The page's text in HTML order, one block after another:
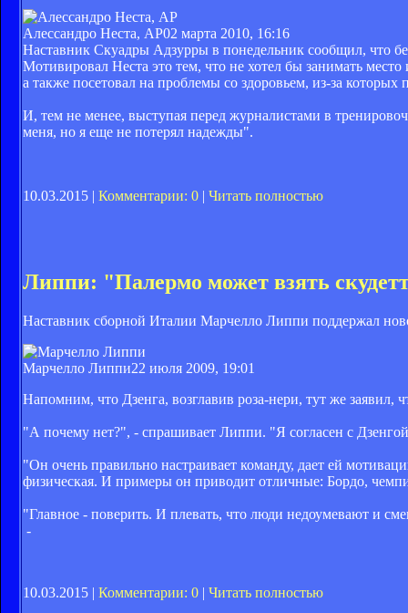
Алессандро Неста, AP02 марта 2010, 16:16
Наставник Скуадры Адзурры в понедельник сообщил, что
Мотивировал Неста это тем, что не хотел бы занимать
а также посетовал на проблемы со здоровьем, из-за которых
И, тем не менее, выступая перед журналистами в
меня, но я еще не потерял надежды".
10.03.2015 | Комментарии: 0 | Читать полностью
Липпи: "Палермо может взять
Наставник сборной Италии Марчелло Липпи поддержал
Марчелло Липпи22 июля 2009, 19:01
Напомним, что Дзенга, возглавив роза-нери, тут же заявил,
"А почему нет?", - спрашивает Липпи. "Я согласен с
"Он очень правильно настраивает команду, дает ей
физическая. И примеры он приводит отличные: Бордо,
"Главное - поверить. И плевать, что люди недоумевают и
-
10.03.2015 | Комментарии: 0 | Читать полностью